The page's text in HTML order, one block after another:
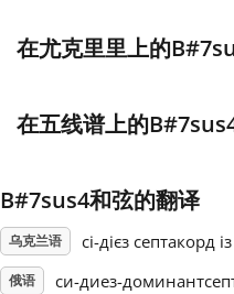
在尤克里里上的
在五线谱上的
B#7sus4和弦的翻译
乌克兰语 сі-дієз септакорд
俄语 си-диез-